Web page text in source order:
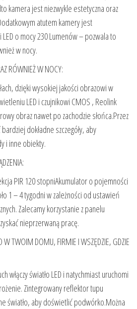
kamera jest niezwykle estetyczna oraz
atutem kamery jest
o mocy 230 Lumenów – pozwala to
w nocy.
RÓWNIEŻ W NOCY:
dzięki wysokiej jakości obrazowi w
LED i czujnikowi CMOS , Reolink
obraz nawet po zachodzie słońca.Przez
dokładne szczegóły, aby
i inne obiekty.
PIR 120 stopniAkumulator o pojemności
1 – 4 tygodni w zależności od ustawień
Zalecamy korzystanie z panelu
nieprzerwaną pracę.
W TWOIM DOMU, FIRMIE I WSZĘDZIE, GDZIE
włączy światło LED i natychmiast uruchomi
Zintegrowany reflektor tupu
światło, aby doświetlić podwórko.Można